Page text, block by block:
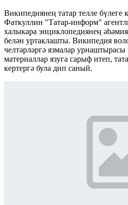
Википедиянең татар телле бүлеге
Фаткуллин "Татар-информ"
халыкара энциклопедиянең
белән уртаклашты. Википедия
челтәрләргә язмалар
материаллар язуга сарыф итеп,
кертергә була дип саный.